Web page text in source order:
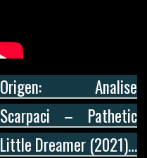
Origen: Analise
Scarpaci – Pathetic
Little Dreamer (2021)…